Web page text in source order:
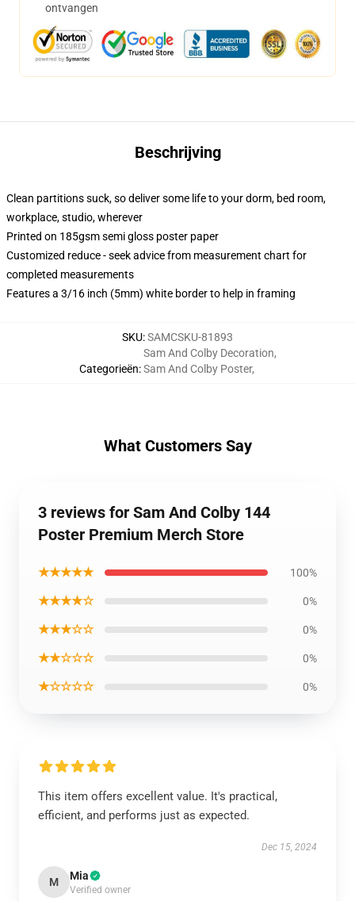
ontvangen
Beschrijving
Clean partitions suck, so deliver some life to your dorm, bed room,
workplace, studio, wherever
Printed on 185gsm semi gloss poster paper
Customized reduce - seek advice from measurement chart for
completed measurements
Features a 3/16 inch (5mm) white border to help in framing
SKU:SAMCSKU-81893
Categorieën:
Sam And Colby Decoration,
Sam And Colby Poster,
What Customers Say
3 reviews for Sam And Colby 144
Poster Premium Merch Store
★★★★★ 100%
★★★★☆ 0%
★★★☆☆ 0%
★★☆☆☆ 0%
★☆☆☆☆ 0%
This item offers excellent value. It's practical,
efficient, and performs just as expected.
Dec 15, 2024
M Mia
Verified owner